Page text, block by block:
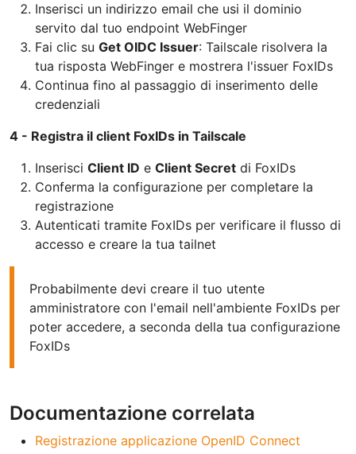
Inserisci un indirizzo email che usi il dominio
servito dal tuo endpoint WebFinger
Fai clic su Get OIDC Issuer: Tailscale risolvera la
tua risposta WebFinger e mostrera l'issuer FoxIDs
Continua fino al passaggio di inserimento delle
credenziali
4 - Registra il client FoxIDs in Tailscale
Inserisci Client ID e Client Secret di FoxIDs
Conferma la configurazione per completare la
registrazione
Autenticati tramite FoxIDs per verificare il flusso di
accesso e creare la tua tailnet
Probabilmente devi creare il tuo utente
amministratore con l'email nell'ambiente FoxIDs per
poter accedere, a seconda della tua configurazione
FoxIDs
Documentazione correlata
Registrazione applicazione OpenID Connect